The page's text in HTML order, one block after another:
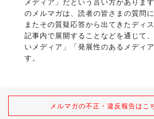
のメルマガは、読者の皆さまの質問に
またその質疑応答から出てきたディ
記事内で展開することなどを通じて
いメディア」「発展性のあるメディ
す。
メルマガの不正・違反報告はこ